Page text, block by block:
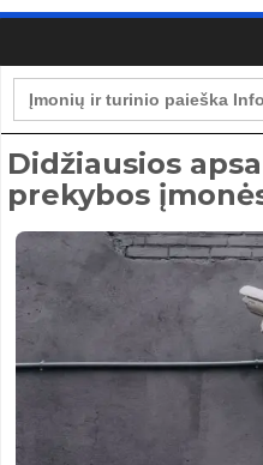
Search
for:
Didžiausios
prekybos